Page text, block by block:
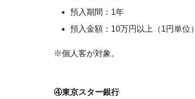
預入期間：1年
預入金額：10万円以上（1円単位）
※個人客が対象。
④東京スター銀行